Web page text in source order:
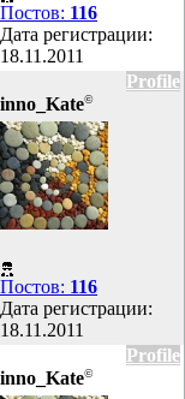
Постов: 116
Дата регистрации:
18.11.2011
Profile
inno_Kate©
Постов: 116
Дата регистрации:
18.11.2011
Profile
inno_Kate©